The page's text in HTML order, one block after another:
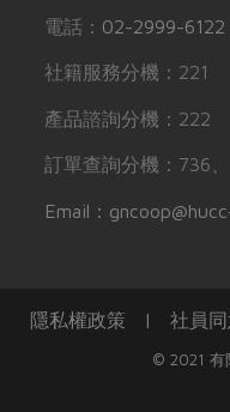
電話： 02-2999-6122
社籍服務分機：221
產品諮詢分機：222
訂單查詢分機：736
Email：
隱私權政策 | 社員
© 2021 有